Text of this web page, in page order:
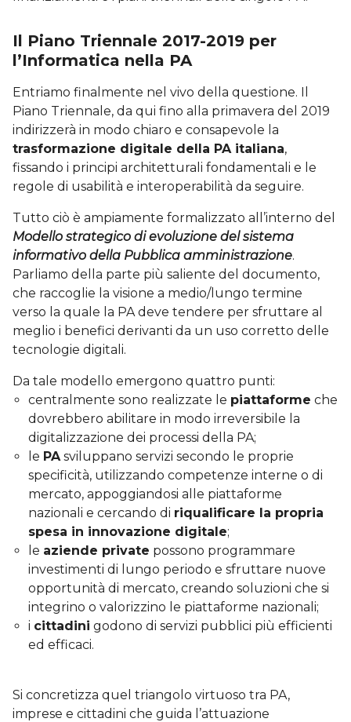
Il Piano Triennale 2017-2019 per
l’Informatica nella PA
Entriamo finalmente nel vivo della questione. Il
Piano Triennale, da qui fino alla primavera del 2019
indirizzerà in modo chiaro e consapevole la
trasformazione digitale della PA italiana,
fissando i principi architetturali fondamentali e le
regole di usabilità e interoperabilità da seguire.
Tutto ciò è ampiamente formalizzato all’interno del
Modello strategico di evoluzione del sistema
informativo della Pubblica amministrazione.
Parliamo della parte più saliente del documento,
che raccoglie la visione a medio/lungo termine
verso la quale la PA deve tendere per sfruttare al
meglio i benefici derivanti da un uso corretto delle
tecnologie digitali.
Da tale modello emergono quattro punti:
centralmente sono realizzate le piattaforme che
dovrebbero abilitare in modo irreversibile la
digitalizzazione dei processi della PA;
le PAsviluppano servizi secondo le proprie
specificità, utilizzando competenze interne o di
mercato, appoggiandosi alle piattaforme
nazionali e cercando di riqualificare la propria
spesa in innovazione digitale;
le aziende private possono programmare
investimenti di lungo periodo e sfruttare nuove
opportunità di mercato, creando soluzioni che si
integrino o valorizzino le piattaforme nazionali;
i cittadini godono di servizi pubblici più efficienti
ed efficaci.
Si concretizza quel triangolo virtuoso tra PA,
imprese e cittadini che guida l’attuazione